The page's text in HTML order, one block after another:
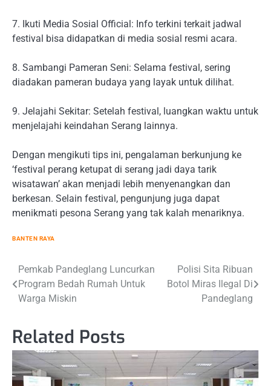
7. Ikuti Media Sosial Official: Info terkini terkait jadwal
festival bisa didapatkan di media sosial resmi acara.
8. Sambangi Pameran Seni: Selama festival, sering
diadakan pameran budaya yang layak untuk dilihat.
9. Jelajahi Sekitar: Setelah festival, luangkan waktu untuk
menjelajahi keindahan Serang lainnya.
Dengan mengikuti tips ini, pengalaman berkunjung ke
‘festival perang ketupat di serang jadi daya tarik
wisatawan’ akan menjadi lebih menyenangkan dan
berkesan. Selain festival, pengunjung juga dapat
menikmati pesona Serang yang tak kalah menariknya.
BANTEN RAYA
Post
navigation
Pemkab Pandeglang Luncurkan
Program Bedah Rumah Untuk
Warga Miskin
Polisi Sita Ribuan
Botol Miras Ilegal Di
Pandeglang
Related Posts